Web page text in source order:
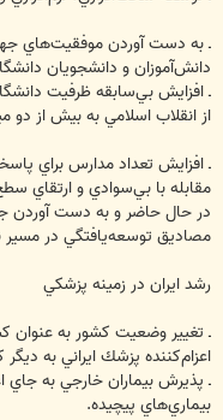
ـ به دست آوردن موفقيت‌هاي
دانش‌آموزان و دانشجويان
‏ـ افزايش بي‌سابقه ظرفيت
از انقلاب اسلامي به بيش از
ـ افزايش تعداد مدارس براي
در حال حاضر و به دست آوردن
‏مصاديق توسعه‌يافتگي در مسير
رشد ايران در زمينه پزشكي
ـ تغيير وضعيت كشور به عنوان
اعزام‌كننده پزشك ايراني به ديگر
ـ پذيرش بيماران خارجي به جاي
بيماري‌هاي پيچيده. ‏